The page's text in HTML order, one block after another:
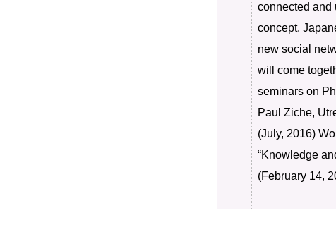
connected and
concept.
new social
will come
seminars on
Paul Ziche,
(July, 2016)
“Knowledge
(February 14,